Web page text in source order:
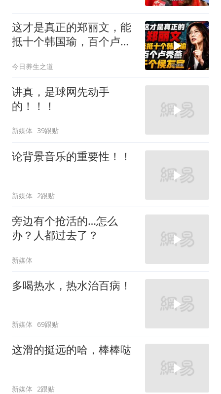
这才是真正的郑丽文，能
抵十个韩国瑜，百个卢秀
今日养生之道
讲真，是球网先动手
的！！！
新媒体 39跟贴
论背景音乐的重要性！！
新媒体 2跟贴
旁边有个抢活的…怎么
办？人都过去了？
新媒体
多喝热水，热水治百病！
新媒体 69跟贴
这滑的挺远的哈，棒棒哒
新媒体 2跟贴